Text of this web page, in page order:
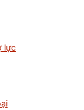
lực